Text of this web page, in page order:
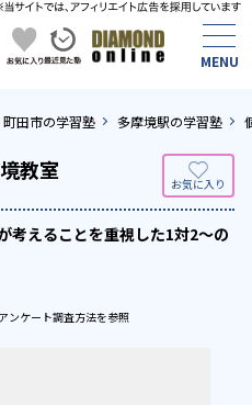
町田市の学習塾 多摩境駅の学習塾
教室
考えることを重視した1対2〜の
ンケート調査方法を参照